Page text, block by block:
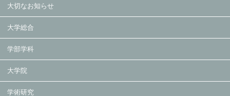
大切なお知らせ
大学総合
学部学科
大学院
学術研究